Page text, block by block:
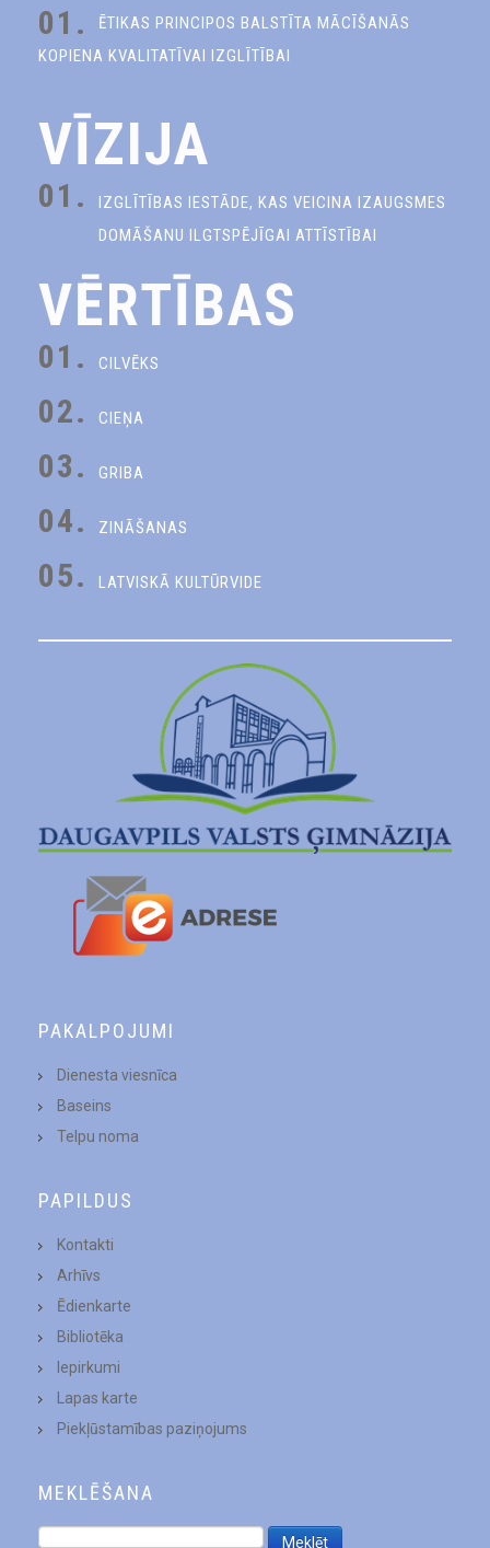
01.
ĒTIKAS PRINCIPOS BALSTĪTA MĀCĪŠANĀS
KOPIENA KVALITATĪVAI IZGLĪTĪBAI
VĪZIJA
01.
IZGLĪTĪBAS IESTĀDE, KAS VEICINA IZAUGSMES
DOMĀŠANU ILGTSPĒJĪGAI ATTĪSTĪBAI
VĒRTĪBAS
01. CILVĒKS
02. CIEŅA
03. GRIBA
04. ZINĀŠANAS
05. LATVISKĀ KULTŪRVIDE
PAKALPOJUMI
Dienesta viesnīca
Baseins
Telpu noma
PAPILDUS
Kontakti
Arhīvs
Ēdienkarte
Bibliotēka
Iepirkumi
Lapas karte
Piekļūstamības paziņojums
MEKLĒŠANA